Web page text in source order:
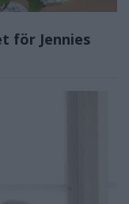
för Jennies